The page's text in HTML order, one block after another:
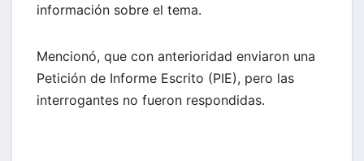
información sobre el tema.
Mencionó, que con anterioridad enviaron una
Petición de Informe Escrito (PIE), pero las
interrogantes no fueron respondidas.